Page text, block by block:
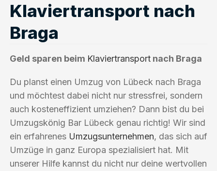
Klaviertransport nach
Braga
Geld sparen beim Klaviertransport nach Braga
Du planst einen Umzug von Lübeck nach Braga
und möchtest dabei nicht nur stressfrei, sondern
auch kosteneffizient umziehen? Dann bist du bei
Umzugskönig Bar Lübeck genau richtig! Wir sind
ein erfahrenes Umzugsunternehmen, das sich auf
Umzüge in ganz Europa spezialisiert hat. Mit
unserer Hilfe kannst du nicht nur deine wertvollen